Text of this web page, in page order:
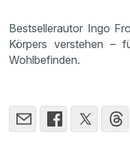
Bestsellerautor Ingo
Körpers verstehen –
Wohlbefinden.